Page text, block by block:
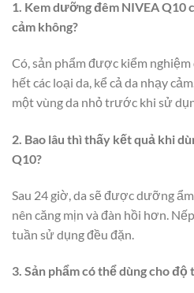
1. Kem dưỡng đêm NIVEA Q10
cảm không?
Có, sản phẩm được kiểm nghiệm
hết các loại da, kể cả da nhạy
một vùng da nhỏ trước khi sử
2. Bao lâu thì thấy kết quả khi
Q10?
Sau 24 giờ, da sẽ được dưỡng
nên căng mịn và đàn hồi hơn.
tuần sử dụng đều đặn.
3. Sản phẩm có thể dùng cho độ